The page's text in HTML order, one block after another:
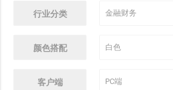
行业分类
颜色搭配
客户端